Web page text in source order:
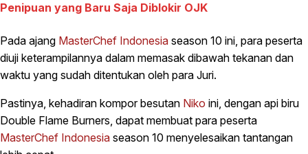
Penipuan yang Baru Saja Diblokir OJK
Pada ajang MasterChef Indonesia season 10 ini, para peserta
diuji keterampilannya dalam memasak dibawah tekanan dan
waktu yang sudah ditentukan oleh para Juri.
Pastinya, kehadiran kompor besutan Niko ini, dengan api biru
Double Flame Burners, dapat membuat para peserta
MasterChef Indonesia season 10 menyelesaikan tantangan